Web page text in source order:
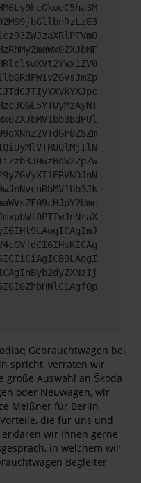
Gebrauchtwagen bei
spricht, verraten wir
große Auswahl an Škoda
oder Neuwagen, wir
Meißner für Berlin
die für uns und
wir Ihnen gerne
in welchem wir
Begleiter